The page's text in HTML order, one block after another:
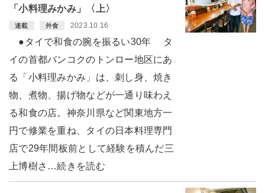
「小料理みかみ」〈上〉
連載 外食 2023.10.16
●タイで和食の腕を振るい30年 タ
イの首都バンコクのトンロー地区にあ
る「小料理みかみ」は、刺し身、焼き
物、煮物、揚げ物などが一通り味わえ
る和食の店。神奈川県など関東地方一
円で修業を重ね、タイの日本料理専門
店で29年間板前として経験を積んだ三
上博樹さ…続きを読む